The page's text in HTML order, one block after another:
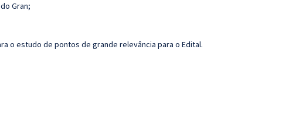
Gran;
o estudo de pontos de grande relevância para o Edital.